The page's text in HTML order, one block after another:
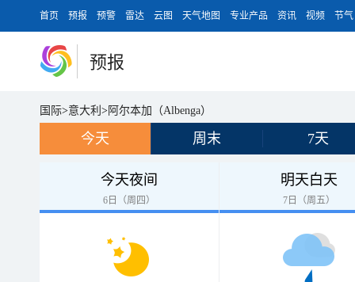
首页 预报 预警 雷达 云图 天气地图 专业产品 资讯 视频 节气
预报
国际>意大利 > 阿尔本加（Albenga）
今天 周末 7天
今天夜间
6日（周四）
明天白天
7日（周五）